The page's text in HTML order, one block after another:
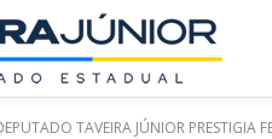
TAVEIRA JÚNIOR PRESTIGIA